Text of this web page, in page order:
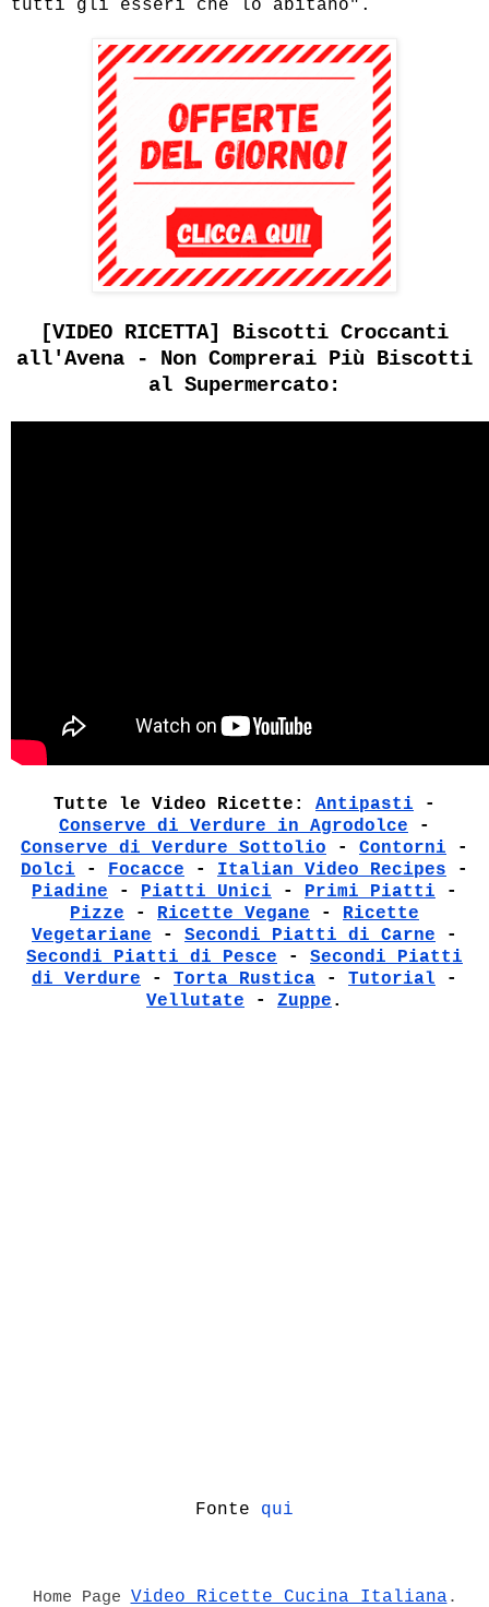
tutti gli esseri che lo abitano".
[VIDEO RICETTA] Biscotti Croccanti
all'Avena - Non Comprerai Più Biscotti
al Supermercato:
Tutte le Video Ricette: Antipasti -
Conserve di Verdure in Agrodolce -
Conserve di Verdure Sottolio - Contorni -
Dolci - Focacce - Italian Video Recipes -
Piadine - Piatti Unici - Primi Piatti -
Pizze - Ricette Vegane - Ricette
Vegetariane - Secondi Piatti di Carne -
Secondi Piatti di Pesce - Secondi Piatti
di Verdure - Torta Rustica - Tutorial -
Vellutate - Zuppe .
Fonte qui
Home Page Video Ricette Cucina Italiana .